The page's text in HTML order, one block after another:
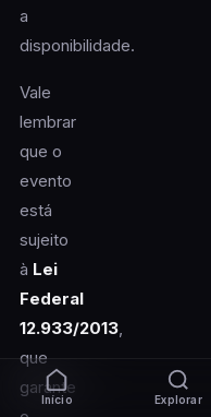
a
disponibilidade.
Vale
lembrar
que o
evento
está
sujeito
à Lei
Federal
12.933/2013,
que
garante
Início Explorar